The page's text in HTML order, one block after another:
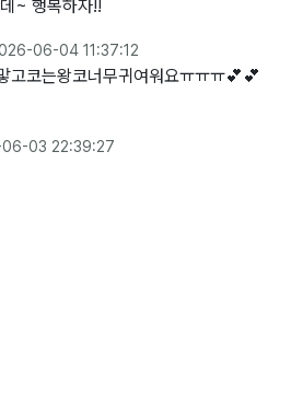
~ 행복하자!!
06-04 11:37:12
고코는왕코너무귀여워요ㅠㅠㅠ💕💕
03 22:39:27